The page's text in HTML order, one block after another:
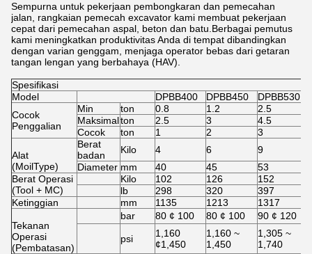
Sempurna untuk pekerjaan pembongkaran dan pemecahan
jalan, rangkaian pemecah excavator kami membuat pekerjaan
cepat dari pemecahan aspal, beton dan batu.Berbagai pemutus
kami meningkatkan produktivitas Anda di tempat dibandingkan
dengan varian genggam, menjaga operator bebas dari getaran
tangan lengan yang berbahaya (HAV).
Spesifikasi
Model
DPBB400 DPBB450 DPBB530
Cocok
Penggalian
Min ton 0.8 1.2 2.5
Maksimalton 2.5 3 4.5
Cocok
ton 1 2 3
Alat
(MoilType)
Berat
badan
Kilo 4 6 9
Diameter mm 40 45 53
Berat Operasi
(Tool + MC)
Kilo 102 126 152
lb
298 320 397
Ketinggian
mm 1135 1213 1317
Tekanan
Operasi
(Pembatasan)
bar 80 ¢ 100 80 ¢ 100 90 ¢ 120
psi
1,160
¢1,450
1,160 ~
1,450
1,305 ~
1,740